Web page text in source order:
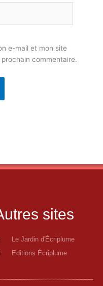
e-mail et mon site
commentaire.
sites
Le Jardin d'Écriplume
Editions Écriplume